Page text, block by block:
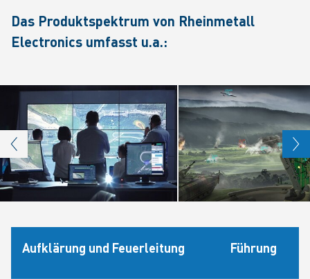
Das Produktspektrum von Rheinmetall
Electronics umfasst u.a.:
Aufklärung und Feuerleitung Führung